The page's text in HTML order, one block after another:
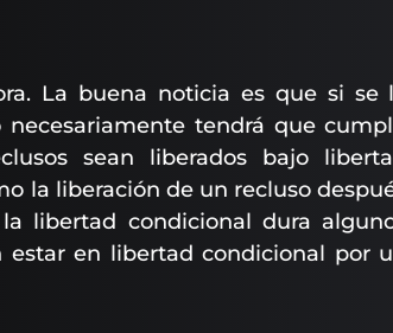
La buena noticia es que si se
tendrá que
sean liberados bajo
la liberación de un recluso
libertad condicional dura
estar en libertad condicional por